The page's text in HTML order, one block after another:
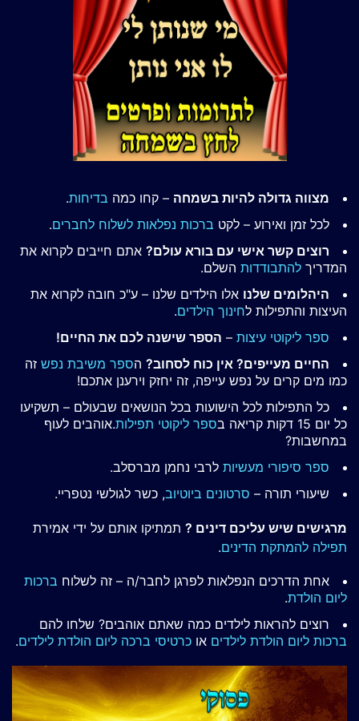
מצווה גדולה להיות בשמחה – קחו כמה בדיחות.
לכל זמן ואירוע – לקט ברכות נפלאות לשלוח לחברים.
רוצים קשר אישי עם בורא עולם? אתם חייבים לקרוא את
המדריך להתבודדות השלם.
היהלומים שלנו אלו הילדים שלנו – ע"כ חובה לקרוא את
העיצות והתפילות לחינוך הילדים.
ספר ליקוטי עיצות – הספר שישנה לכם את החיים!
החיים מעייפים? אין כוח לסחוב? הספר משיבת נפש זה
כמו מים קרים על נפש עייפה, זה יחזק וירענן אתכם!
כל התפילות לכל הישועות בכל הנושאים שבעולם – תשקיעו
כל יום 15 דקות קריאה ב
ספר ליקוטי תפילות.אוהבים לעוף
במחשבות?
ספר סיפורי מעשיות לרבי נחמן מברסלב.
שיעורי תורה – סרטונים ביוטיוב, כשר לגולשי נטפריי.
מרגישים שיש עליכם דינים ? תמתיקו אותם על ידי אמירת
תפילה להמתקת הדינים.
אחת הדרכים הנפלאות לפרגן לחבר/ה – זה לשלוח ברכות
ליום הולדת.
רוצים להראות לילדים כמה שאתם אוהבים? שלחו להם
ברכות ליום הולדת לילדים או כרטיסי ברכה ליום הולדת לילדים.